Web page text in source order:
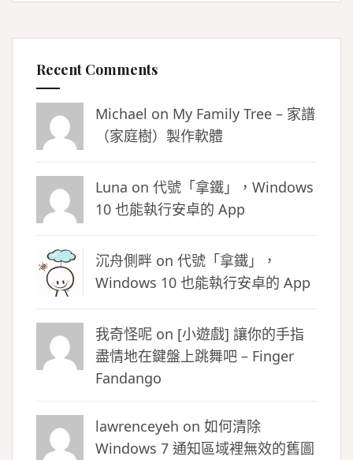
Recent Comments
Michael on My Family Tree – 家譜
（家庭樹）製作軟體
Luna on 代號「拿鐵」，Windows
10 也能執行安卓的 App
沉舟側畔 on 代號「拿鐵」，
Windows 10 也能執行安卓的 App
我奇怪呢 on [小遊戲] 讓你的手指
盡情地在鍵盤上跳舞吧 – Finger
Fandango
lawrenceyeh on 如何清除
Windows 7 通知區域裡無效的舊圖